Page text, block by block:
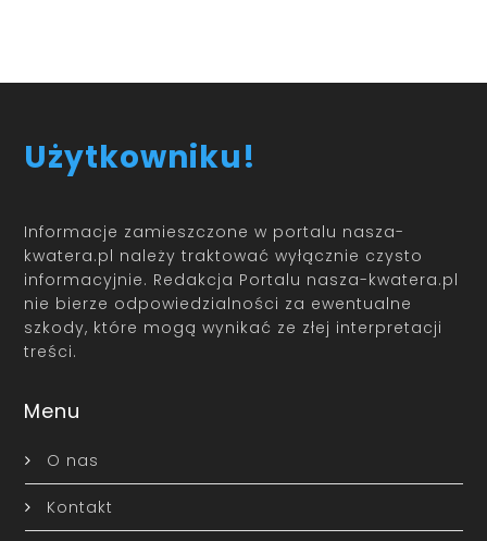
Użytkowniku!
Informacje zamieszczone w portalu nasza-
kwatera.pl należy traktować wyłącznie czysto
informacyjnie. Redakcja Portalu nasza-kwatera.pl
nie bierze odpowiedzialności za ewentualne
szkody, które mogą wynikać ze złej interpretacji
treści.
Menu
O nas
Kontakt